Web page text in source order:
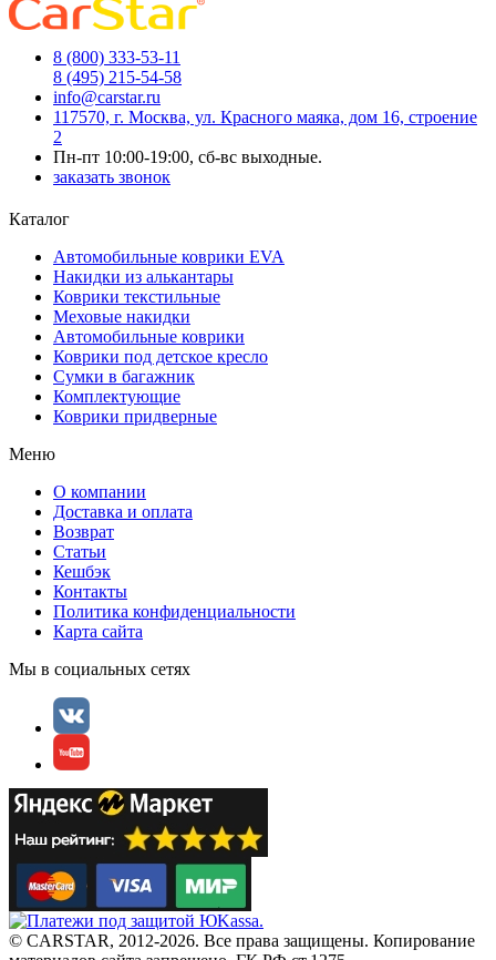
8 (800) 333-53-11
8 (495) 215-54-58
info@carstar.ru
117570, г. Москва, ул. Красного маяка, дом 16, строение
2
Пн-пт 10:00-19:00, сб-вс выходные.
заказать звонок
Каталог
Автомобильные коврики EVA
Накидки из алькантары
Коврики текстильные
Меховые накидки
Автомобильные коврики
Коврики под детское кресло
Сумки в багажник
Комплектующие
Коврики придверные
Меню
О компании
Доставка и оплата
Возврат
Статьи
Кешбэк
Контакты
Политика конфиденциальности
Карта сайта
Мы в социальных сетях
© CARSTAR, 2012-2026. Все права защищены. Копирование